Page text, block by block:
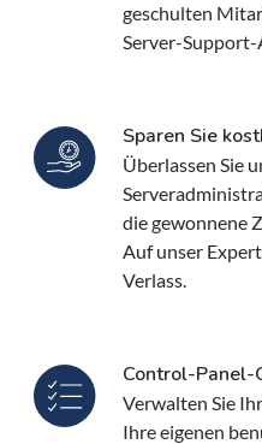
geschulten
Server-Support-
Sparen Sie
Überlassen Sie
die gewonnene
Auf unser
Verlass.
Control-Panel-
Verwalten Sie
Ihre eigenen